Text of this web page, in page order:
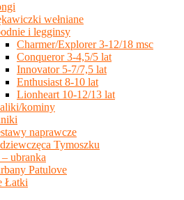
wełniane
i legginsy
Charmer/Explorer 3-12/18 msc
Conqueror 3-4,5/5 lat
Innovator 5-7/7,5 lat
Enthusiast 8-10 lat
Lionheart 10-12/13 lat
kominy
naprawcze
Tymoszku
ubranka
Patulove
Łatki